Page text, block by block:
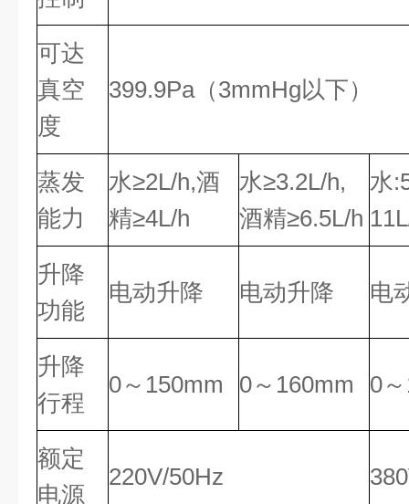
可达
真空
度
399.9Pa（3mmHg以下）
蒸发
能力
水≥2L/h,酒
精≥4L/h
水≥3.2L/h,
酒精≥6.5L/h
水
升降
功能
电动升降 电动升降 电
升降
行程
0～150mm 0～160mm 0
额定
电源
220V/50Hz